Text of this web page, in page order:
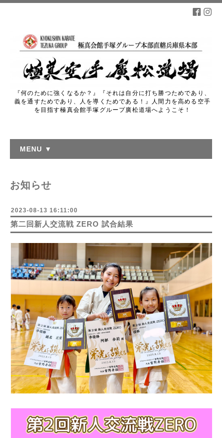
『何のために強くなるか？』『それは自分に打ち勝つためであり、
義を通すためであり、人を導くためである！』人間力を高める空手
を目指す極真会館手塚グループ廣松道場へようこそ！
MENU ▼
お知らせ
2023-08-13 16:11:00
第二回新人交流戦 ZERO 試合結果